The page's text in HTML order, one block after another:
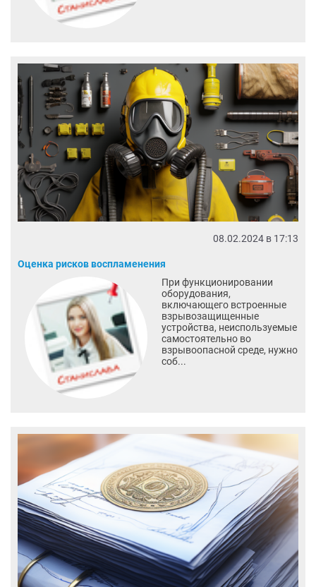
08.02.2024 в 17:13
Оценка рисков воспламенения
При функционировании
оборудования,
включающего встроенные
взрывозащищенные
устройства, неиспользуемые
самостоятельно во
взрывоопасной среде, нужно
соб...